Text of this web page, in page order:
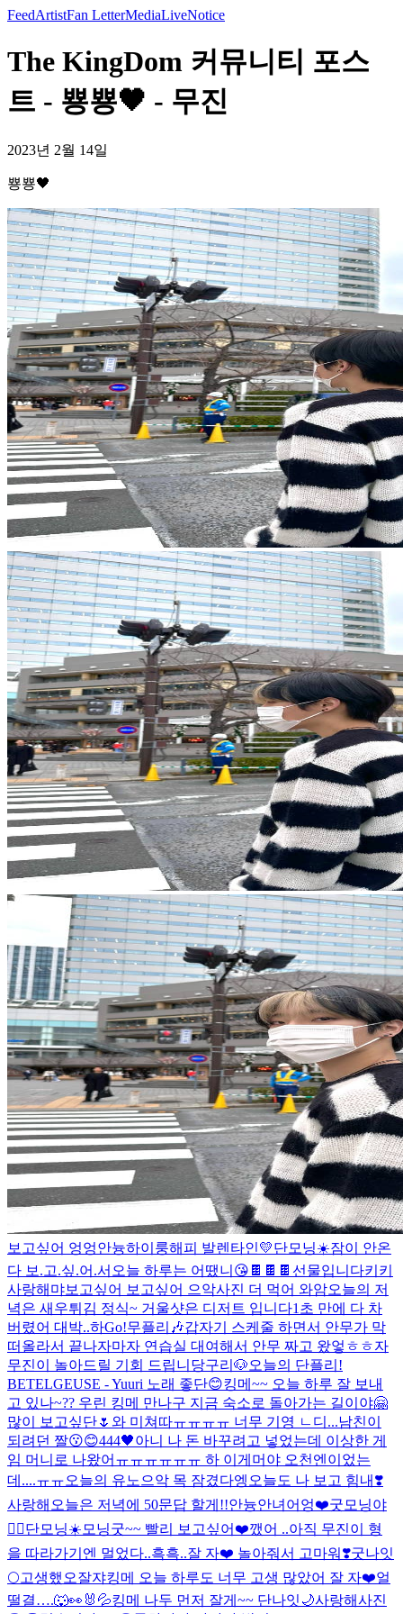
FeedArtistFan LetterMediaLiveNotice
The KingDom 커뮤니티 포스
트 - 뿅뿅🖤 - 무진
2023년 2월 14일
뿅뿅🖤
보고싶어 엉엉안늉하이룽해피 발렌타인💛단모닝☀️잠이 안온
다 보.고.싶.어.서 오늘 하루는 어땠니 😘 🍫🍫🍫선물입니다키키
사랑해 먀보고싶어 보고싶어 으악사진 더 먹어 와암오늘의 저
녁은 새우튀김 정식~ 거울샷은 디저트 입니다1초 만에 다 차
버렸어 대박..하Go!무플리🎶갑자기 스케줄 하면서 안무가 막
떠올라서 끝나자마자 연습실 대여해서 안무 짜고 왔엏ㅎㅎ자
무진이 놀아드릴 기회 드립니당구리🐶오늘의 단플리!
BETELGEUSE - Yuuri 노래 좋단😊킹메~~ 오늘 하루 잘 보내
고 있나~?? 우린 킹메 만나구 지금 숙소로 돌아가는 길이야🤗
많이 보고싶단🌷 와 미쳐따ㅠㅠㅠㅠ 너무 기영 ㄴ디...남친이
되려던 짤😗😊444🖤아니 나 돈 바꾸려고 넣었는데 이상한 게
임 머니로 나왔어ㅠㅠㅠㅠㅠㅠ 하 이게머야 오천엔이었는
데....ㅠㅠ오늘의 유노 으악 목 잠겼다엥 오늘도 나 보고 힘내❣️
사랑해 오늘은 저녁에 50문답 할게!!안늉안녀어엉❤️굿모닝야
❤️‍🔥단모닝☀️ 모닝굿~~ 빨리 보고싶어❤️깼어 ..아직 무진이 형
을 따라가기엔 멀었다..흑흑..잘 자❤️ 놀아줘서 고마워❣️굿나잇
🌕고생했오잘쟈킹메 오늘 하루도 너무 고생 많았어 잘 자❤️얼
떨결….🐺👀🐰💦킹메 나두 먼저 잘게~~ 단나잇🌙사랑해사진